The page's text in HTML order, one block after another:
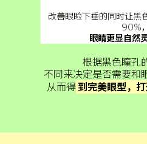
改善眼睑下垂的同时让黑
90%，
眼睛更显自然
根据黑色瞳孔
不同来决定是否需要和
从而得 到完美眼型，打